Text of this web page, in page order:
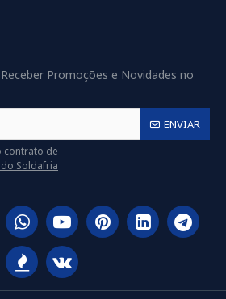
Promoções e Novidades no
ENVIAR
contrato de
Soldafria